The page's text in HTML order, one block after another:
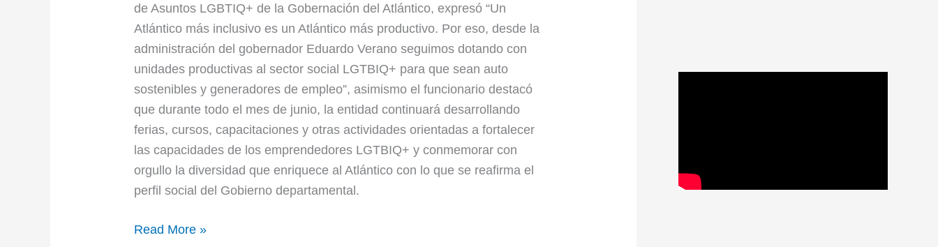
de Asuntos LGBTIQ+ de la Gobernación del Atlántico, expresó “Un
Atlántico más inclusivo es un Atlántico más productivo. Por eso, desde la
administración del gobernador Eduardo Verano seguimos dotando con
unidades productivas al sector social LGTBIQ+ para que sean auto
sostenibles y generadores de empleo”, asimismo el funcionario destacó
que durante todo el mes de junio, la entidad continuará desarrollando
ferias, cursos, capacitaciones y otras actividades orientadas a fortalecer
las capacidades de los emprendedores LGTBIQ+ y conmemorar con
orgullo la diversidad que enriquece al Atlántico con lo que se reafirma el
perfil social del Gobierno departamental.
Read More »